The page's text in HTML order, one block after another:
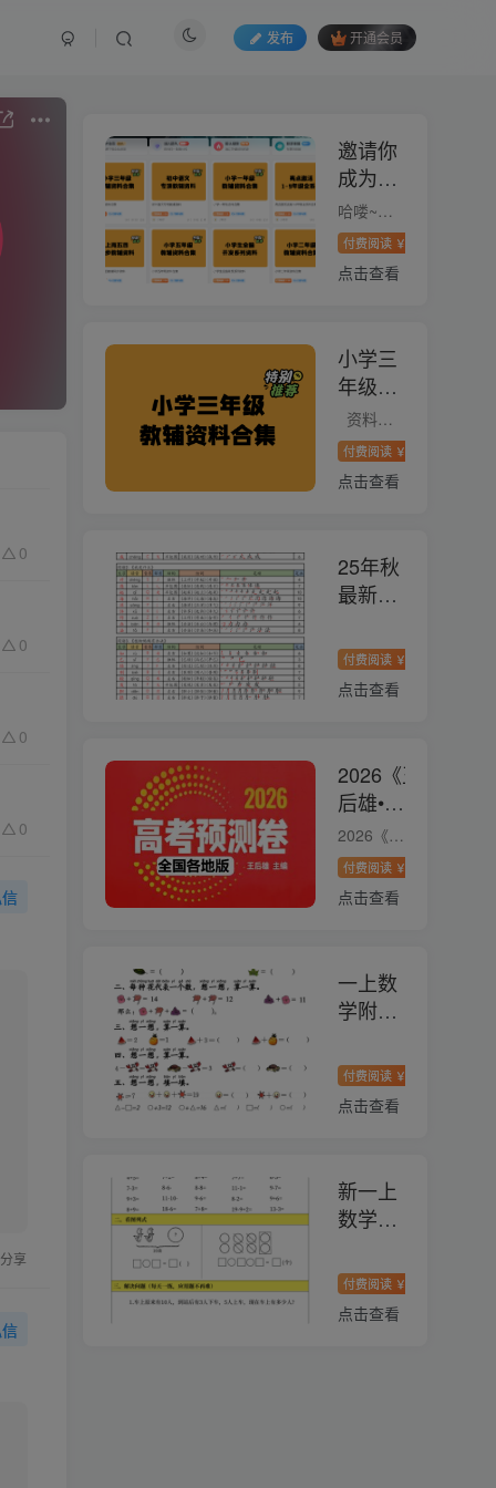
发布 开通会员
0
0
0
0
分享
邀请你
成为超
级推荐
官，轻
松实现
月入过
哈喽~你好！ 如果你想通过网络做副业，我强烈推荐你做跟我一起做教辅项目。 因为双减之后，越来越多的家长选择通过上网自己找学习资料，导致教辅资料很好卖…… 基本上只要是家庭有小孩的，他们...
付费阅读 ￥
点击查看
小学三
年级资
料合集资料下载链接：
付费阅读 ￥
点击查看
25年秋
最新版
上册语
文生字
笔顺课
付费阅读 ￥
点击查看
2026《王
后雄•高
考预测
卷》高
考押题
系列
2026《王后雄・高考预测卷》高考押题系列全国各省 PDF 下载 一、资源概述 2026 王后雄高考押题预测卷全套 PDF，覆盖全国多省份 + 新高考卷，含全科试卷、答案、答题卡、听力音频，高清可打印，...
付费阅读 ￥
点击查看
一上数
学附加
训练八
大专项
练习
页）
付费阅读 ￥
点击查看
新一上
数学口
图列式
+应用
题每日
付费阅读 ￥
点击查看